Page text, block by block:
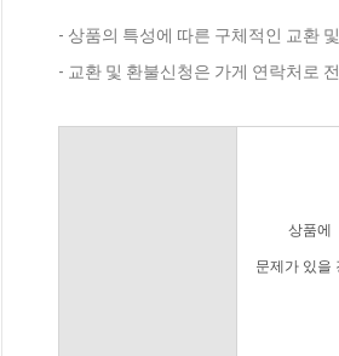
- 상품의 특성에 따른 구체적인 교환
- 교환 및 환불신청은 가게 연락처로
상품에
문제가 있을